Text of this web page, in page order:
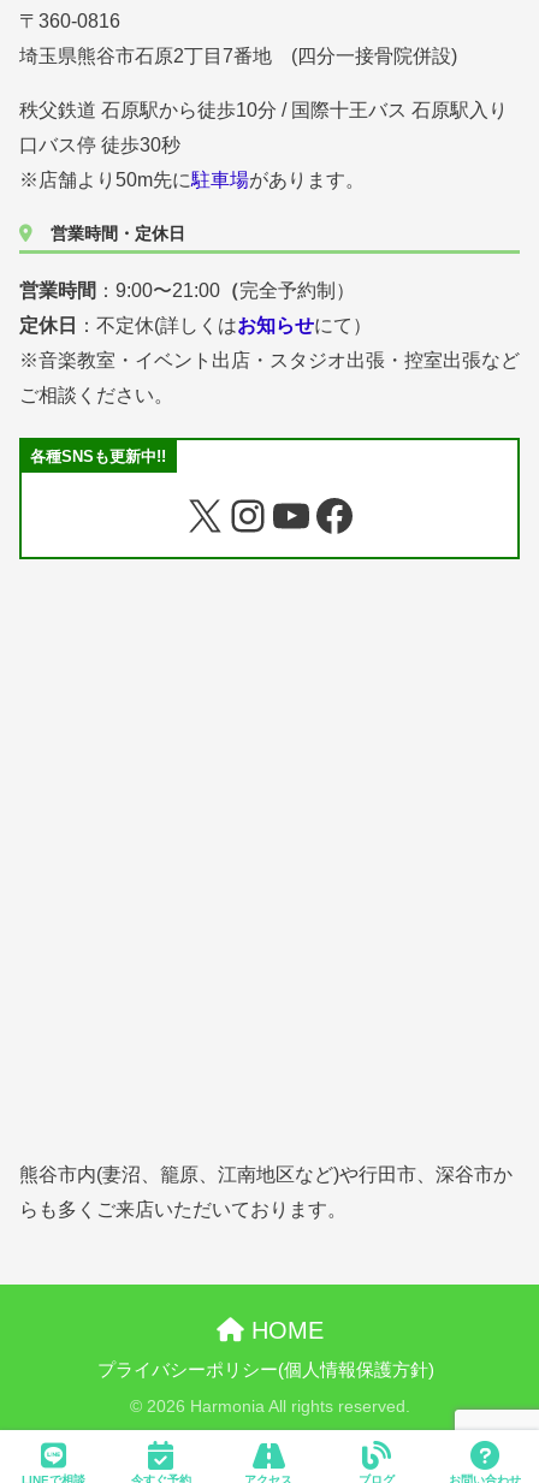
〒360-0816
埼玉県熊谷市石原2丁目7番地 (四分一接骨院併設)
秩父鉄道 石原駅から徒歩10分 / 国際十王バス 石原駅入り
口バス停 徒歩30秒
※店舗より50m先に駐車場があります。
営業時間・定休日
営業時間 ：9:00〜21:00 （完全予約制）
定休日
：不定休(詳しくはお知らせにて）
※音楽教室・イベント出店・スタジオ出張・控室出張など
ご相談ください。
各種SNSも更新中!!
熊谷市内(妻沼、籠原、江南地区など)や行田市、深谷市か
らも多くご来店いただいております。
HOME
プライバシーポリシー(個人情報保護方針)
© 2026 Harmonia All rights reserved.
LINEで相談 今すぐ予約 アクセス ブログ お問い合わせ